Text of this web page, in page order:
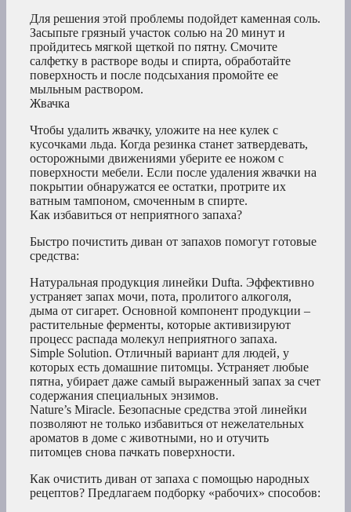
Для решения этой проблемы подойдет каменная соль.
Засыпьте грязный участок солью на 20 минут и
пройдитесь мягкой щеткой по пятну. Смочите
салфетку в растворе воды и спирта, обработайте
поверхность и после подсыхания промойте ее
мыльным раствором.
Жвачка
Чтобы удалить жвачку, уложите на нее кулек с
кусочками льда. Когда резинка станет затвердевать,
осторожными движениями уберите ее ножом с
поверхности мебели. Если после удаления жвачки на
покрытии обнаружатся ее остатки, протрите их
ватным тампоном, смоченным в спирте.
Как избавиться от неприятного запаха?
Быстро почистить диван от запахов помогут готовые
средства:
Натуральная продукция линейки Dufta. Эффективно
устраняет запах мочи, пота, пролитого алкоголя,
дыма от сигарет. Основной компонент продукции –
растительные ферменты, которые активизируют
процесс распада молекул неприятного запаха.
Simple Solution. Отличный вариант для людей, у
которых есть домашние питомцы. Устраняет любые
пятна, убирает даже самый выраженный запах за счет
содержания специальных энзимов.
Nature’s Miracle. Безопасные средства этой линейки
позволяют не только избавиться от нежелательных
ароматов в доме с животными, но и отучить
питомцев снова пачкать поверхности.
Как очистить диван от запаха с помощью народных
рецептов? Предлагаем подборку «рабочих» способов: